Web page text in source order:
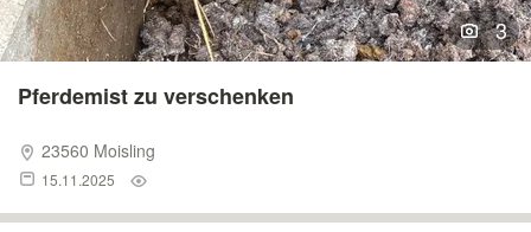
3
Pferdemist zu verschenken
23560 Moisling
15.11.2025